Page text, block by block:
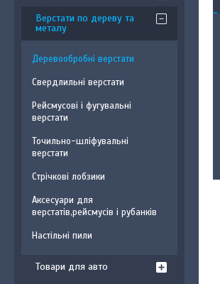
Верстати по дереву та
металу
Деревообробні верстати
Свердлильні верстати
Рейсмусові і фугувальні
верстати
Точильно-шліфувальні
верстати
Стрічкові лобзики
Аксесуари для
верстатів,рейсмусів і рубанків
Настільні пили
Товари для авто